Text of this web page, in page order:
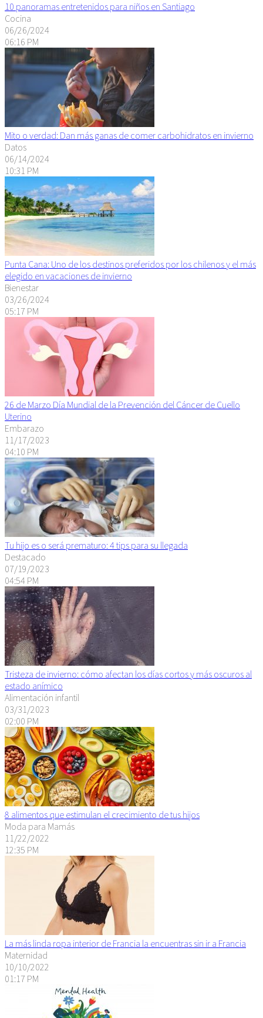
10 panoramas entretenidos para niños en Santiago
Cocina
06/26/2024
06:16 PM
Mito o verdad: Dan más ganas de comer carbohidratos en invierno
Datos
06/14/2024
10:31 PM
Punta Cana: Uno de los destinos preferidos por los chilenos y el más
elegido en vacaciones de invierno
Bienestar
03/26/2024
05:17 PM
26 de Marzo Día Mundial de la Prevención del Cáncer de Cuello
Uterino
Embarazo
11/17/2023
04:10 PM
Tu hijo es o será prematuro: 4 tips para su llegada
Destacado
07/19/2023
04:54 PM
Tristeza de invierno: cómo afectan los días cortos y más oscuros al
estado anímico
Alimentación infantil
03/31/2023
02:00 PM
8 alimentos que estimulan el crecimiento de tus hijos
Moda para Mamás
11/22/2022
12:35 PM
La más linda ropa interior de Francia la encuentras sin ir a Francia
Maternidad
10/10/2022
01:17 PM